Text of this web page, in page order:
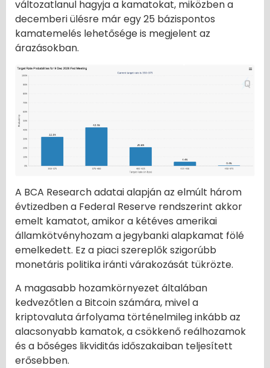
változatlanul hagyja a kamatokat, miközben a
decemberi ülésre már egy 25 bázispontos
kamatemelés lehetősége is megjelent az
árazásokban.
A BCA Research adatai alapján az elmúlt három
évtizedben a Federal Reserve rendszerint akkor
emelt kamatot, amikor a kétéves amerikai
államkötvényhozam a jegybanki alapkamat fölé
emelkedett. Ez a piaci szereplők szigorúbb
monetáris politika iránti várakozását tükrözte.
A magasabb hozamkörnyezet általában
kedvezőtlen a Bitcoin számára, mivel a
kriptovaluta árfolyama történelmileg inkább az
alacsonyabb kamatok, a csökkenő reálhozamok
és a bőséges likviditás időszakaiban teljesített
erősebben.